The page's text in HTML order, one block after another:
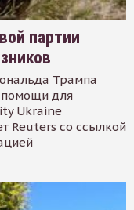
партии
Трампа
для
Ukraine
Reuters со ссылкой